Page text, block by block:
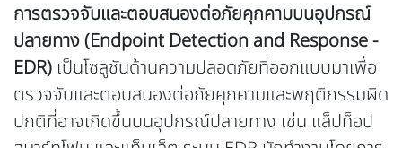
การตรวจจับและตอบสนองต่อภัยคุกคามบนอุปกรณ์
ปลายทาง (Endpoint Detection and Response -
EDR) เป็นโซลูชันด้านความปลอดภัยที่ออกแบบมาเพื่อ
ตรวจจับและตอบสนองต่อภัยคุกคามและพฤติกรรมผิด
ปกติที่อาจเกิดขึ้นบนอุปกรณ์ปลายทาง เช่น แล็ปท็อป